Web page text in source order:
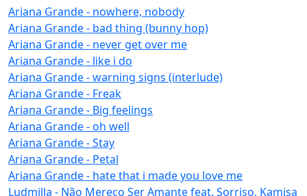
Ariana Grande - nowhere, nobody
Ariana Grande - bad thing (bunny hop)
Ariana Grande - never get over me
Ariana Grande - like i do
Ariana Grande - warning signs (interlude)
Ariana Grande - Freak
Ariana Grande - Big feelings
Ariana Grande - oh well
Ariana Grande - Stay
Ariana Grande - Petal
Ariana Grande - hate that i made you love me
Ludmilla - Não Mereço Ser Amante feat. Sorriso, Kamisa